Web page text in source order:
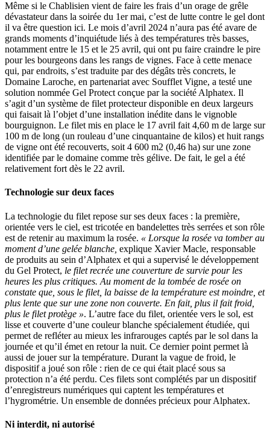
Même si le Chablisien vient de faire les frais d’un orage de grêle
dévastateur dans la soirée du 1er mai, c’est de lutte contre le gel dont
il va être question ici. Le mois d’avril 2024 n’aura pas été avare de
grands moments d’inquiétude liés à des températures très basses,
notamment entre le 15 et le 25 avril, qui ont pu faire craindre le pire
pour les bourgeons dans les rangs de vignes. Face à cette menace
qui, par endroits, s’est traduite par des dégâts très concrets, le
Domaine Laroche, en partenariat avec Soufflet Vigne, a testé une
solution nommée Gel Protect conçue par la société Alphatex. Il
s’agit d’un système de filet protecteur disponible en deux largeurs
qui faisait là l’objet d’une installation inédite dans le vignoble
bourguignon. Le filet mis en place le 17 avril fait 4,60 m de large sur
100 m de long (un rouleau d’une cinquantaine de kilos) et huit rangs
de vigne ont été recouverts, soit 4 600 m2 (0,46 ha) sur une zone
identifiée par le domaine comme très gélive. De fait, le gel a été
relativement fort dès le 22 avril.
Technologie sur deux faces
La technologie du filet repose sur ses deux faces : la première,
orientée vers le ciel, est tricotée en bandelettes très serrées et son rôle
est de retenir au maximum la rosée. « Lorsque la rosée va tomber au
moment d’une gelée blanche, explique Xavier Macle, responsable
de produits au sein d’Alphatex et qui a supervisé le développement
du Gel Protect, le filet recrée une couverture de survie pour les
heures les plus critiques. Au moment de la tombée de rosée on
constate que, sous le filet, la baisse de la température est moindre, et
plus lente que sur une zone non couverte. En fait, plus il fait froid,
plus le filet protège ». L’autre face du filet, orientée vers le sol, est
lisse et couverte d’une couleur blanche spécialement étudiée, qui
permet de refléter au mieux les infrarouges captés par le sol dans la
journée et qu’il émet en retour la nuit. Ce dernier point permet là
aussi de jouer sur la température. Durant la vague de froid, le
dispositif a joué son rôle : rien de ce qui était placé sous sa
protection n’a été perdu. Ces filets sont complétés par un dispositif
d’enregistreurs numériques qui captent les températures et
l’hygrométrie. Un ensemble de données précieux pour Alphatex.
Ni interdit, ni autorisé